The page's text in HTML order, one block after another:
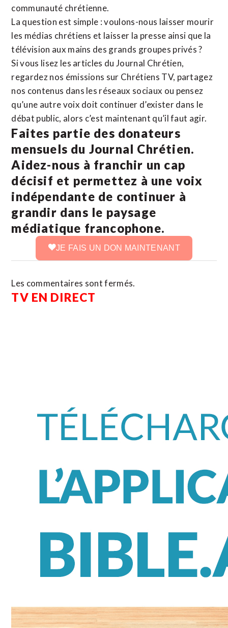
communauté chrétienne.
La question est simple : voulons-nous laisser mourir
les médias chrétiens et laisser la presse ainsi que la
télévision aux mains des grands groupes privés ?
Si vous lisez les articles du Journal Chrétien,
regardez nos émissions sur Chrétiens TV, partagez
nos contenus dans les réseaux sociaux ou pensez
qu’une autre voix doit continuer d’exister dans le
débat public, alors c’est maintenant qu’il faut agir.
Faites partie des donateurs
mensuels du Journal Chrétien.
Aidez-nous à franchir un cap
décisif et permettez à une voix
indépendante de continuer à
grandir dans le paysage
médiatique francophone.
JE FAIS UN DON MAINTENANT
Les commentaires sont fermés.
TV EN DIRECT